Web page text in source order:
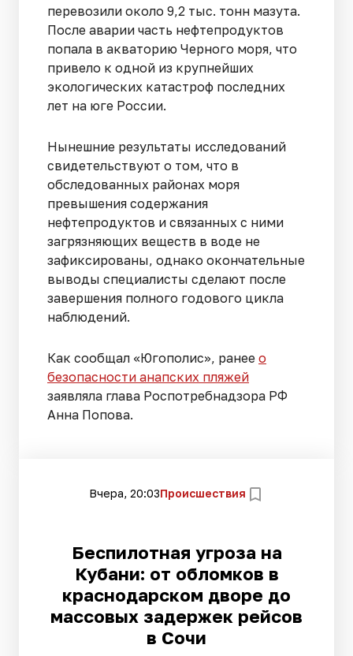
перевозили около 9,2 тыс. тонн мазута.
После аварии часть нефтепродуктов
попала в акваторию Черного моря, что
привело к одной из крупнейших
экологических катастроф последних
лет на юге России.
Нынешние результаты исследований
свидетельствуют о том, что в
обследованных районах моря
превышения содержания
нефтепродуктов и связанных с ними
загрязняющих веществ в воде не
зафиксированы, однако окончательные
выводы специалисты сделают после
завершения полного годового цикла
наблюдений.
Как сообщал «Югополис», ранее о
безопасности анапских пляжей
заявляла глава Роспотребнадзора РФ
Анна Попова.
Вчера, 20:03Происшествия
Беспилотная угроза на
Кубани: от обломков в
краснодарском дворе до
массовых задержек рейсов
в Сочи